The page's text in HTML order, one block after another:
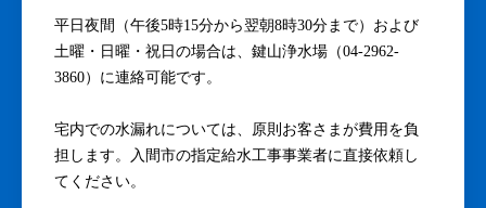
平日夜間（午後5時15分から翌朝8時30分まで）および
土曜・日曜・祝日の場合は、鍵山浄水場（04-2962-
3860）に連絡可能です。
宅内での水漏れについては、原則お客さまが費用を負
担します。入間市の指定給水工事事業者に直接依頼し
てください。